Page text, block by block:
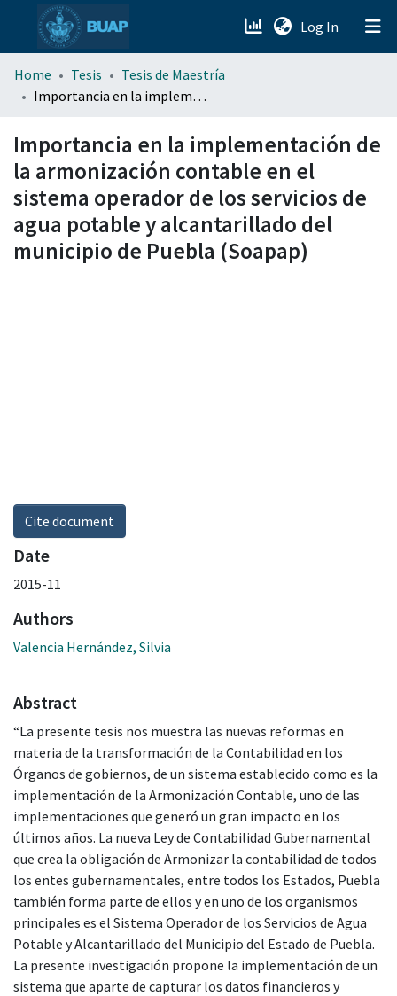
Log In (current)
menu.section.about_menu
Home Tesis
Tesis de Maestría
Importancia en la implementación de la armonización contable en el sistema operador de los servicios de agua potable y alcantarillado del municipio de Puebla (Soapap)
Importancia en la implementación de
la armonización contable en el
sistema operador de los servicios de
agua potable y alcantarillado del
municipio de Puebla (Soapap)
Cite document
Date
2015-11
Authors
Valencia Hernández, Silvia
Abstract
“La presente tesis nos muestra las nuevas reformas en
materia de la transformación de la Contabilidad en los
Órganos de gobiernos, de un sistema establecido como es la
implementación de la Armonización Contable, uno de las
implementaciones que generó un gran impacto en los
últimos años. La nueva Ley de Contabilidad Gubernamental
que crea la obligación de Armonizar la contabilidad de todos
los entes gubernamentales, entre todos los Estados, Puebla
también forma parte de ellos y en uno de los organismos
principales es el Sistema Operador de los Servicios de Agua
Potable y Alcantarillado del Municipio del Estado de Puebla.
La presente investigación propone la implementación de un
sistema que aparte de capturar los datos financieros y